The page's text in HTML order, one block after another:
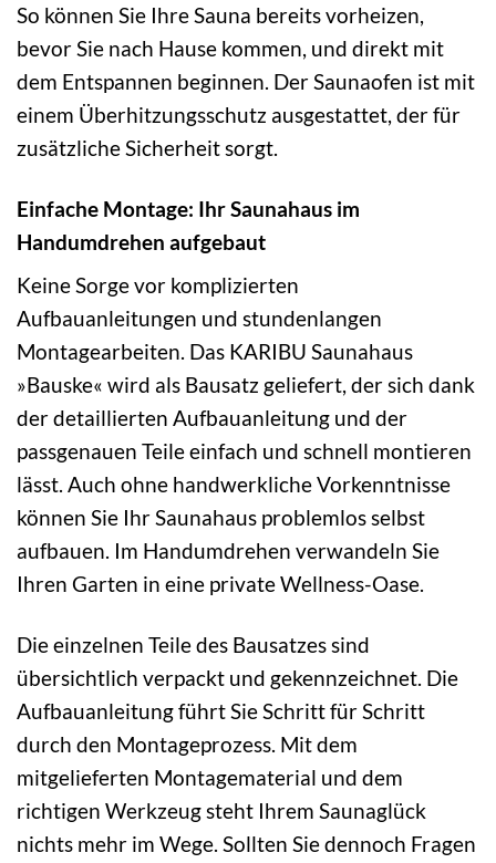
So können Sie Ihre Sauna bereits vorheizen,
bevor Sie nach Hause kommen, und direkt mit
dem Entspannen beginnen. Der Saunaofen ist mit
einem Überhitzungsschutz ausgestattet, der für
zusätzliche Sicherheit sorgt.
Einfache Montage: Ihr Saunahaus im
Handumdrehen aufgebaut
Keine Sorge vor komplizierten
Aufbauanleitungen und stundenlangen
Montagearbeiten. Das KARIBU Saunahaus
»Bauske« wird als Bausatz geliefert, der sich dank
der detaillierten Aufbauanleitung und der
passgenauen Teile einfach und schnell montieren
lässt. Auch ohne handwerkliche Vorkenntnisse
können Sie Ihr Saunahaus problemlos selbst
aufbauen. Im Handumdrehen verwandeln Sie
Ihren Garten in eine private Wellness-Oase.
Die einzelnen Teile des Bausatzes sind
übersichtlich verpackt und gekennzeichnet. Die
Aufbauanleitung führt Sie Schritt für Schritt
durch den Montageprozess. Mit dem
mitgelieferten Montagematerial und dem
richtigen Werkzeug steht Ihrem Saunaglück
nichts mehr im Wege. Sollten Sie dennoch Fragen